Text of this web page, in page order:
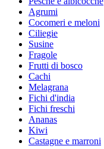
Agrumi
Cocomeri e meloni
Ciliegie
Susine
Fragole
Frutti di bosco
Cachi
Melagrana
Fichi d'india
Fichi freschi
Ananas
Kiwi
Castagne e marroni